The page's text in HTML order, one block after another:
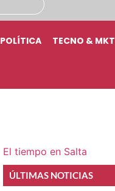
POLÍTICA TECNO & MKT
El tiempo en Salta
ÚLTIMAS NOTICIAS